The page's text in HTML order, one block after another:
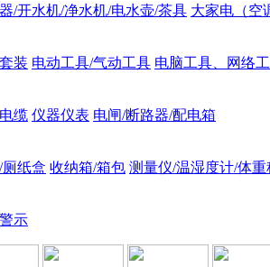
/开水机/净水机/电水壶/茶具 大家电（空
装 电动工具/气动工具 电脑工具、网络
缆 仪器仪表 电闸/断路器/配电箱
纸盒 收纳箱/箱包 测量仪/温湿度计/体重
示